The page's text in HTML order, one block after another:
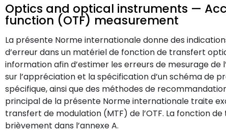
Optics and optical instruments —
function (OTF) measurement
La présente Norme internationale donne des
d’erreur dans un matériel de fonction de transfert
information afin d’estimer les erreurs de mesurage de
sur l’appréciation et la spécification d’un schéma de
spécifique, ainsi que des méthodes de
principal de la présente Norme internationale traite
transfert de modulation (MTF) de l’OTF. La fonction
brièvement dans l’annexe A.